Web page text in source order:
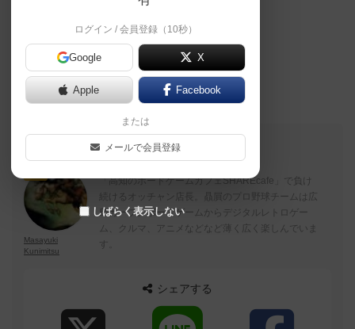
カードは先着限りあります）
この機会に名作をプレイしよう！
このブログの投稿者
Masayuki
Kunimitsu
「高知のボードゲームカフェSHAREcafe」で負け
続けるオッチャン店長。贔屓のプロ野球チームは広
島カープ。ボードゲームからデジタルレトロゲー
ム、クルマ、アニメなどなど薄く広く楽しんでいま
す。
シェアする
ログイン / 会員登録（10秒）
Google X
Apple Facebook
または
メールで会員登録
しばらく表示しない